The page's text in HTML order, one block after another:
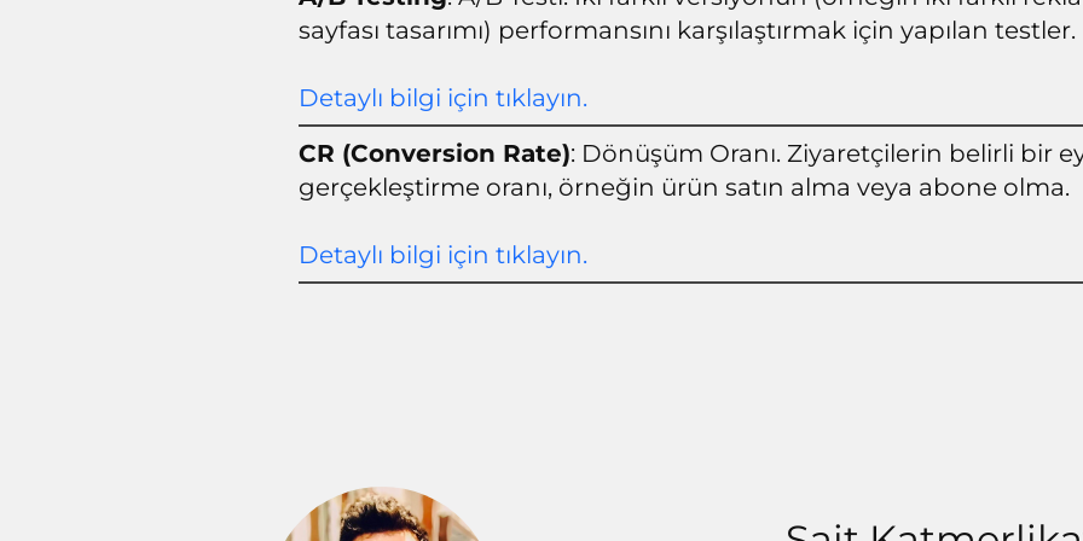
sayfası tasarımı) performansını karşılaştırmak için yapılan testler.
Detaylı bilgi için tıklayın.
CR (Conversion Rate): Dönüşüm Oranı. Ziyaretçilerin belirli bir
gerçekleştirme oranı, örneğin ürün satın alma veya abone olma.
Detaylı bilgi için tıklayın.